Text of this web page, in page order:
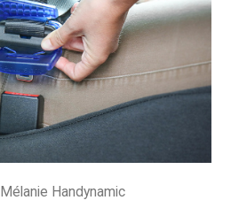
Mélanie Handynamic